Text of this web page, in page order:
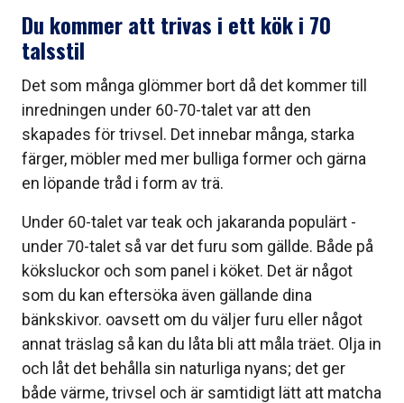
Du kommer att trivas i ett kök i 70
talsstil
Det som många glömmer bort då det kommer till
inredningen under 60-70-talet var att den
skapades för trivsel. Det innebar många, starka
färger, möbler med mer bulliga former och gärna
en löpande tråd i form av trä.
Under 60-talet var teak och jakaranda populärt -
under 70-talet så var det furu som gällde. Både på
köksluckor och som panel i köket. Det är något
som du kan eftersöka även gällande dina
bänkskivor. oavsett om du väljer furu eller något
annat träslag så kan du låta bli att måla träet. Olja in
och låt det behålla sin naturliga nyans; det ger
både värme, trivsel och är samtidigt lätt att matcha